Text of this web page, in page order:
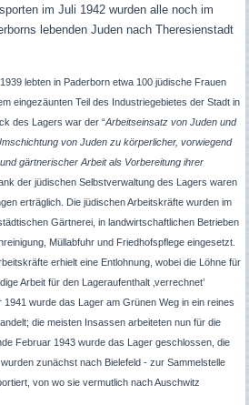
im Juli 1942 wurden alle noch im
lebenden Juden nach Theresienstadt
lebten in Paderborn etwa 100 jüdische Frauen
eingezäunten Teil des Industriegebietes der Stadt in
des Lagers war der “Arbeitseinsatz von Juden und
von Juden zu körperlicher, vorwiegend
gärtnerischer Arbeit als Vorbereitung ihrer
der jüdischen Selbstverwaltung des Lagers waren
erträglich. Die jüdischen Arbeitskräfte wurden im
Gärtnerei, in landwirtschaftlichen Betrieben
Müllabfuhr und Friedhofspflege eingesetzt.
erhielt eine Entlohnung, wobei die Löhne für
Arbeit für den Lageraufenthalt ‚verrechnet’
1941 wurde das Lager am Grünen Weg in ein reines
die meisten Insassen arbeiteten nun für die
Februar 1943 wurde das Lager geschlossen, die
zunächst nach Bielefeld - zur Sammelstelle
von wo sie vermutlich nach Auschwitz